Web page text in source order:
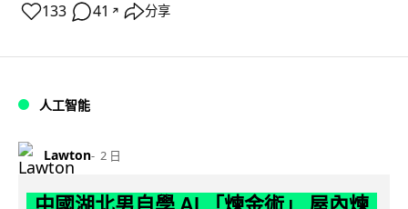
133 41 ↗ 分享
人工智能
Lawton 2 日